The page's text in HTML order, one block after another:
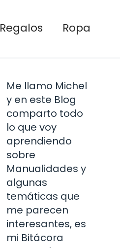
Regalos Ropa
Me llamo Michel
y en este Blog
comparto todo
lo que voy
aprendiendo
sobre
Manualidades y
algunas
temáticas que
me parecen
interesantes, es
mi Bitácora